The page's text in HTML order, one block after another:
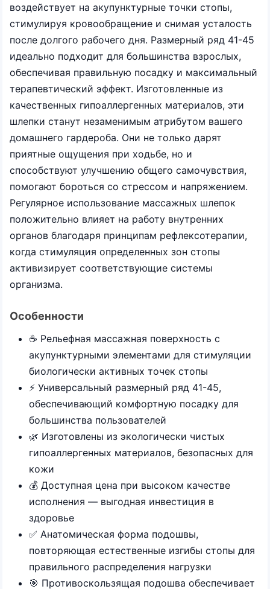
воздействует на акупунктурные точки стопы,
стимулируя кровообращение и снимая усталость
после долгого рабочего дня. Размерный ряд 41-45
идеально подходит для большинства взрослых,
обеспечивая правильную посадку и максимальный
терапевтический эффект. Изготовленные из
качественных гипоаллергенных материалов, эти
шлепки станут незаменимым атрибутом вашего
домашнего гардероба. Они не только дарят
приятные ощущения при ходьбе, но и
способствуют улучшению общего самочувствия,
помогают бороться со стрессом и напряжением.
Регулярное использование массажных шлепок
положительно влияет на работу внутренних
органов благодаря принципам рефлексотерапии,
когда стимуляция определенных зон стопы
активизирует соответствующие системы
организма.
Особенности
☕ Рельефная массажная поверхность с
акупунктурными элементами для стимуляции
биологически активных точек стопы
⚡ Универсальный размерный ряд 41-45,
обеспечивающий комфортную посадку для
большинства пользователей
🌿 Изготовлены из экологически чистых
гипоаллергенных материалов, безопасных для
кожи
💰 Доступная цена при высоком качестве
исполнения — выгодная инвестиция в
здоровье
✅ Анатомическая форма подошвы,
повторяющая естественные изгибы стопы для
правильного распределения нагрузки
🎯 Противоскользящая подошва обеспечивает